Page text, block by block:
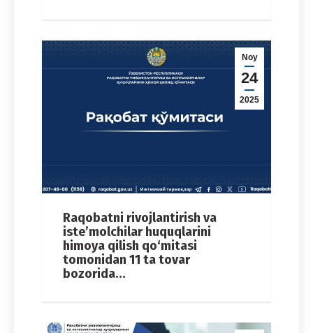
Noy
24
2025
Raqobatni rivojlantirish va
iste’molchilar huquqlarini
himoya qilish qo‘mitasi
tomonidan 11 ta tovar
bozorida…